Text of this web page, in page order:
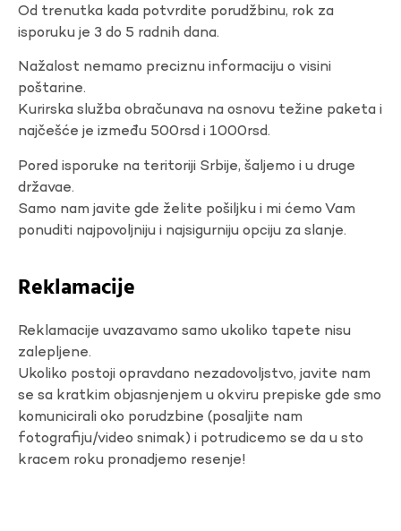
Od trenutka kada potvrdite porudžbinu, rok za
isporuku je 3 do 5 radnih dana.
Nažalost nemamo preciznu informaciju o visini
poštarine.
Kurirska služba obračunava na osnovu težine paketa i
najčešće je između 500rsd i 1000rsd.
Pored isporuke na teritoriji Srbije, šaljemo i u druge
državae.
Samo nam javite gde želite pošiljku i mi ćemo Vam
ponuditi najpovoljniju i najsigurniju opciju za slanje.
Reklamacije
Reklamacije uvazavamo samo ukoliko tapete nisu
zalepljene.
Ukoliko postoji opravdano nezadovoljstvo, javite nam
se sa kratkim objasnjenjem u okviru prepiske gde smo
komunicirali oko porudzbine (posaljite nam
fotografiju/video snimak) i potrudicemo se da u sto
kracem roku pronadjemo resenje!